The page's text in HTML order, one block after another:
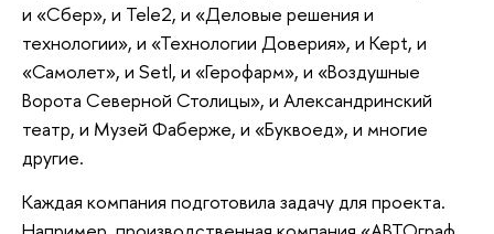
и «Сбер», и Tele2, и «Деловые решения и
технологии», и «Технологии Доверия», и Kept, и
«Самолет», и Setl, и «Герофарм», и «Воздушные
Ворота Северной Столицы», и Александринский
театр, и Музей Фаберже, и «Буквоед», и многие
другие.
Каждая компания подготовила задачу для проекта.